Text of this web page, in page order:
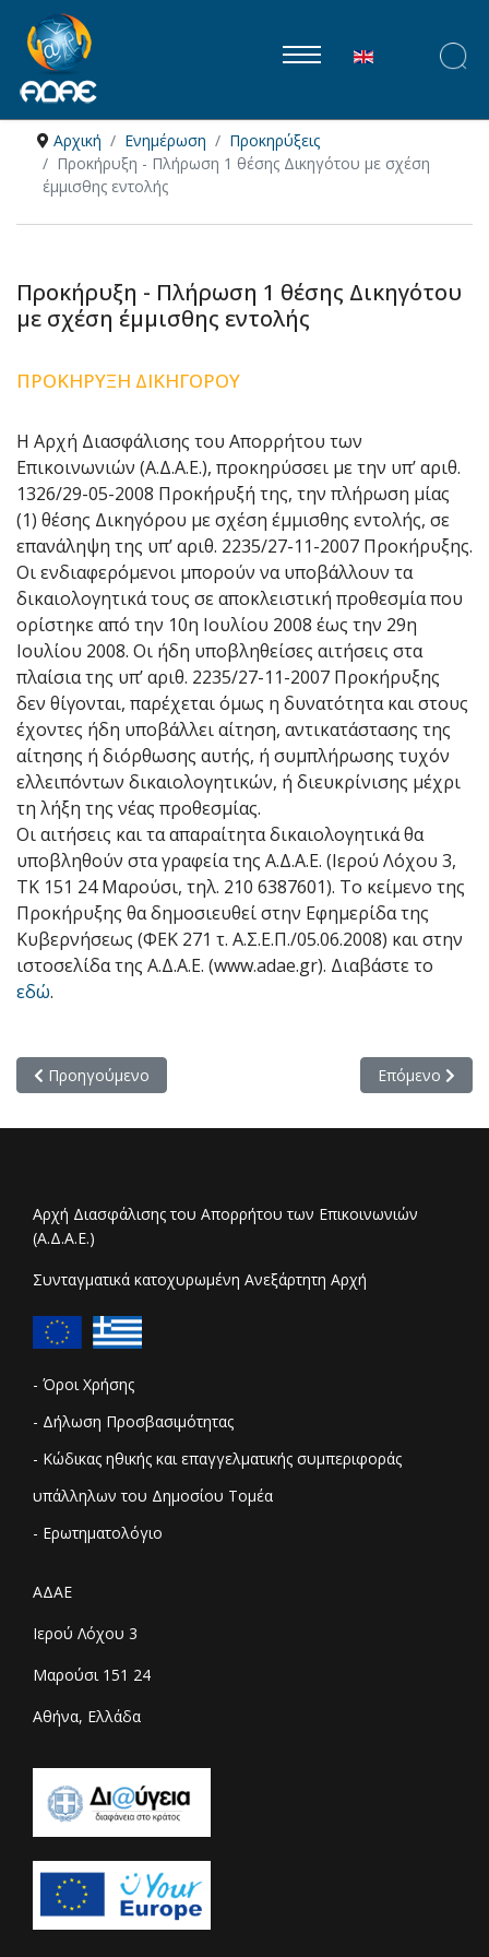
Επιλέξτε τη
Αρχική Ενημέρωση
Προκηρύξεις
Προκήρυξη - Πλήρωση 1 θέσης Δικηγότου με σχέση
έμμισθης εντολής
Προκήρυξη - Πλήρωση 1 θέσης Δικηγότου
με σχέση έμμισθης εντολής
ΠΡΟΚΗΡΥΞΗ ΔΙΚΗΓΟΡΟΥ
Η Αρχή Διασφάλισης του Απορρήτου των
Επικοινωνιών (Α.Δ.Α.Ε.), προκηρύσσει με την υπʼ αριθ.
1326/29-05-2008 Προκήρυξή της, την πλήρωση μίας
(1) θέσης Δικηγόρου με σχέση έμμισθης εντολής, σε
επανάληψη της υπʼ αριθ. 2235/27-11-2007 Προκήρυξης.
Οι ενδιαφερόμενοι μπορούν να υποβάλλουν τα
δικαιολογητικά τους σε αποκλειστική προθεσμία που
ορίστηκε από την 10η Ιουλίου 2008 έως την 29η
Ιουλίου 2008. Οι ήδη υποβληθείσες αιτήσεις στα
πλαίσια της υπʼ αριθ. 2235/27-11-2007 Προκήρυξης
δεν θίγονται, παρέχεται όμως η δυνατότητα και στους
έχοντες ήδη υποβάλλει αίτηση, αντικατάστασης της
αίτησης ή διόρθωσης αυτής, ή συμπλήρωσης τυχόν
ελλειπόντων δικαιολογητικών, ή διευκρίνισης μέχρι
τη λήξη της νέας προθεσμίας.
Οι αιτήσεις και τα απαραίτητα δικαιολογητικά θα
υποβληθούν στα γραφεία της Α.Δ.Α.Ε. (Ιερού Λόχου 3,
ΤΚ 151 24 Μαρούσι, τηλ. 210 6387601). Το κείμενο της
Προκήρυξης θα δημοσιευθεί στην Εφημερίδα της
Κυβερνήσεως (ΦΕΚ 271 τ. Α.Σ.Ε.Π./05.06.2008) και στην
ιστοσελίδα της Α.Δ.Α.Ε. (www.adae.gr). Διαβάστε το
εδώ.
Προηγούμενο άρθρο: Προκήρυξη - Πλήρωση 3 θέσεων ΕΕΠ με
Προηγούμενο Επόμενο
Επόμενο
Αρχή Διασφάλισης του Απορρήτου των Επικοινωνιών
(Α.Δ.Α.Ε.)
Συνταγματικά κατοχυρωμένη Ανεξάρτητη Αρχή
- Όροι Χρήσης
- Δήλωση Προσβασιμότητας
- Κώδικας ηθικής και επαγγελματικής συμπεριφοράς
υπάλληλων του Δημοσίου Τομέα
- Ερωτηματολόγιο
ΑΔΑΕ
Ιερού Λόχου 3
Μαρούσι 151 24
Αθήνα, Ελλάδα